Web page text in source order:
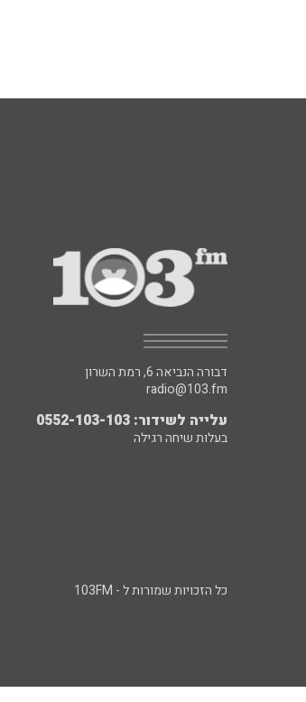
דבורה הנביאה 6, רמת השרון
radio@103.fm
עלייה לשידור: 0552-103-103
בעלות שיחה רגילה
כל הזכויות שמורות ל - 103FM